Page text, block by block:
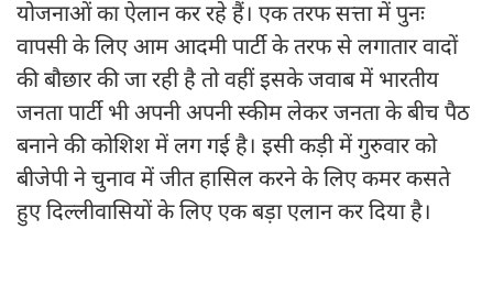
योजनाओं का ऐलान कर रहे हैं। एक तरफ सत्ता में पुनः
वापसी के लिए आम आदमी पार्टी के तरफ से लगातार वादों
की बौछार की जा रही है तो वहीं इसके जवाब में भारतीय
जनता पार्टी भी अपनी अपनी स्कीम लेकर जनता के बीच पैठ
बनाने की कोशिश में लग गई है। इसी कड़ी में गुरुवार को
बीजेपी ने चुनाव में जीत हासिल करने के लिए कमर कसते
हुए दिल्लीवासियों के लिए एक बड़ा एलान कर दिया है।